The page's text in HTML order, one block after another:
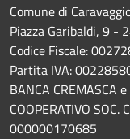
Comune di
Piazza Garibaldi, 9 -
Codice Fiscale:
Partita IVA:
BANCA CREMASCA
COOPERATIVO
000000170685